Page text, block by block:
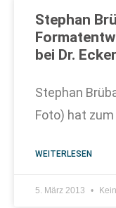
Stephan
bei Dr.
Stephan
Foto) hat zum
WEITERLESEN
5. März 2013